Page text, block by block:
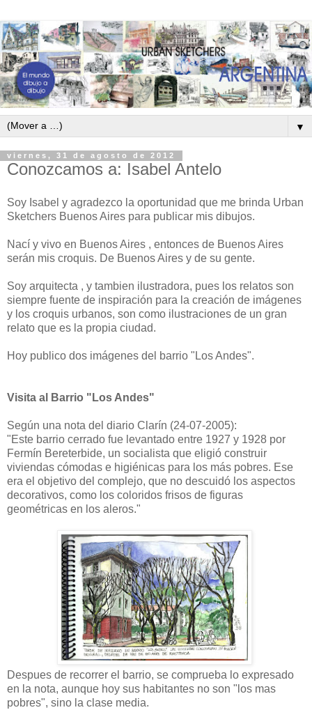
▼
viernes, 31 de agosto de 2012
Conozcamos a: Isabel Antelo
Soy Isabel y agradezco la oportunidad que me brinda Urban
Sketchers Buenos Aires para publicar mis dibujos.
Nací y vivo en Buenos Aires , entonces de Buenos Aires
serán mis croquis. De Buenos Aires y de su gente.
Soy arquitecta , y tambien ilustradora, pues los relatos son
siempre fuente de inspiración para la creación de imágenes
y los croquis urbanos, son como ilustraciones de un gran
relato que es la propia ciudad.
Hoy publico dos imágenes del barrio "Los Andes".
Visita al Barrio "Los Andes"
Según una nota del diario Clarín (24-07-2005):
"Este barrio cerrado fue levantado entre 1927 y 1928 por
Fermín Bereterbide, un socialista que eligió construir
viviendas cómodas e higiénicas para los más pobres. Ese
era el objetivo del complejo, que no descuidó los aspectos
decorativos, como los coloridos frisos de figuras
geométricas en los aleros."
Despues de recorrer el barrio, se comprueba lo expresado
en la nota, aunque hoy sus habitantes no son "los mas
pobres", sino la clase media.